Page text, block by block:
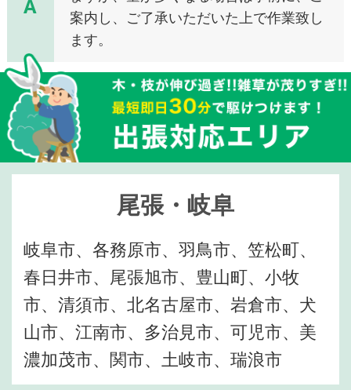
A
案内し、ご了承いただいた上で作業致し
ます。
尾張・岐阜
岐阜市、各務原市、羽鳥市、笠松町、
春日井市、尾張旭市、豊山町、小牧
市、清須市、北名古屋市、岩倉市、犬
山市、江南市、多治見市、可児市、美
濃加茂市、関市、土岐市、瑞浪市